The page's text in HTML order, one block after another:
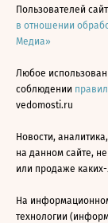
Пользователей
в отношении
Медиа»
Любое
соблюдении
vedomosti.ru
Новости,
на данном сайте,
или продаже
На
технологии